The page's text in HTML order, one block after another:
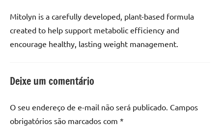
Mitolyn is a carefully developed, plant-based formula
created to help support metabolic efficiency and
encourage healthy, lasting weight management.
Deixe um comentário
O seu endereço de e-mail não será publicado. Campos
obrigatórios são marcados com *